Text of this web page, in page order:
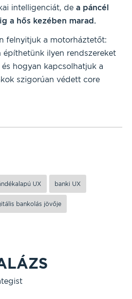
intelligenciát, de a páncél
a hős kezében marad.
felnyitjuk a motorháztetőt:
építhetünk ilyen rendszereket
hogyan kapcsolhatjuk a
szigorúan védett core
UX banki UX
bankolás jövője